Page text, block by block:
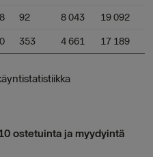
92 8 043 19 092
353 4 661 17 189
ostetuinta ja myydyintä